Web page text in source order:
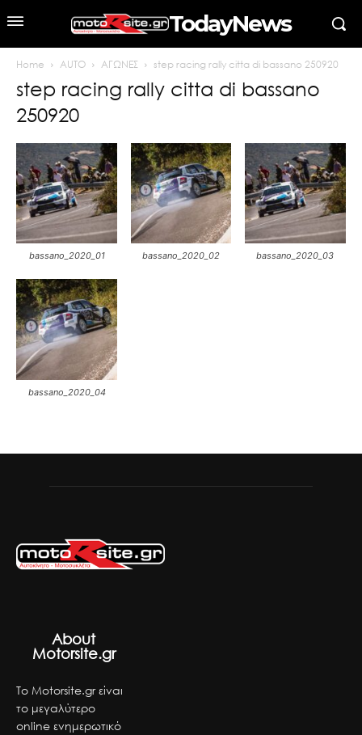
TodayNews
Home AUTO ΑΓΩΝΕΣ step racing rally citta di bassano 250920
step racing rally citta di bassano
250920
bassano_2020_01 bassano_2020_02 bassano_2020_03
bassano_2020_04
About
Motorsite.gr
Το Motorsite.gr είναι
το μεγαλύτερο
online ενημερωτικό